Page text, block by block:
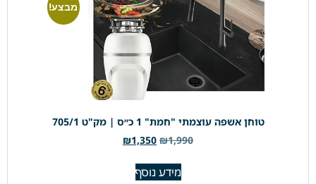
מבצע!
טוחן אשפה עוצמתי "חמת" 1 כ״ס | מק"ט 705/1
₪1,990
₪1,350
מידע נוסף